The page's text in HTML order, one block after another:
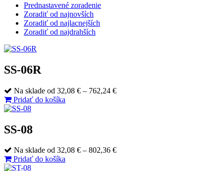
Prednastavené zoradenie
Zoradiť od najnovších
Zoradiť od najlacnejších
Zoradiť od najdrahších
SS-06R
Na sklade od 32,08 € – 762,24 €Price
Pridať do košíka
SS-08
Na sklade od 32,08 € – 802,36 €Price
Pridať do košíka